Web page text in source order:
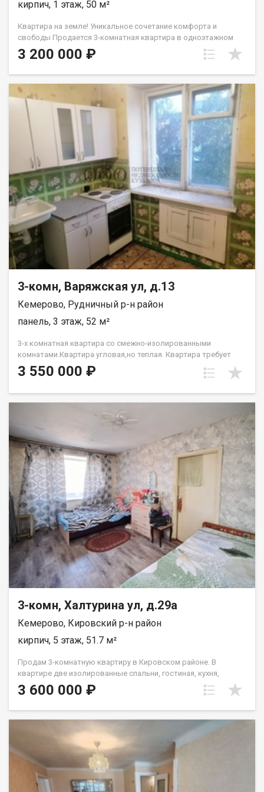
кирпич, 1 этаж, 50 м²
Квартира на земле! Уникальное сочетание комфорта и
свободы Продается 3-комнатная квартира в одноэтажном
многоквартирном доме из кирпича. Вам здесь понравится
Полная приватность: Соседей сверху, снизу и сбоку нет! Свой
свежем воздухе. Бонусы для души: В наличии собственный
гараж и банька ! Простор и свобода: Высокие потолки ( 3
метра! ) и уютная веранда . О жилье: • Площадь: 50 кв.м
(уютная гостиная 15.2 м², две комнаты и просторная кухня 9.5
м²). • Состояние: Жилое. Можно заезжать и обустраиваться
под свой стиль. • Коммуникации: Свет и вода центральные,
отопление печное. К оммунальные платежи очень
демократичные ! Санузел и канализацию можно легко
обустроить так, как удобно именно вам. Локация всё под
рукой: В 4-х минутах ходьбы остановка пос. Шахты Северная .
Школы, детские сады, магазины и администрация в паре
шагов. Юридическая чистота: В собственности более 5 лет.
Чистая продажа, без сложностей. Приходите на просмотр!
Покажем в любое удобное время. Звоните!
3 200 000 ₽
3-комн, Варяжская ул, д.13
Кемерово, Рудничный р-н район
панель, 3 этаж, 52 м²
3-х комнатная квартира со смежно-изолированными
комнатами.Квартира угловая,но теплая. Квартира требует
ремонта.Рядом д/с,школа,множество магазинов. Лена
Васильева
3 550 000 ₽
3-комн, Халтурина ул, д.29а
Кемерово, Кировский р-н район
кирпич, 5 этаж, 51.7 м²
Продам 3-комнатную квартиру в Кировском районе. В
квартире две изолированные спальни, гостиная, кухня,
раздельный санузел, квартира очень теплая. Состояние
жилое, есть возможность сделать ремонт "под себя". Во
кирпичный, добротный, расположен внутри квартала,
отличная транспортная развязка, можно уехать в любой
район города. В шаговой доступности детские сады, школа,
множество различных магазинов. Два взрослых
собственника, без обременений. Звоните!
3 600 000 ₽